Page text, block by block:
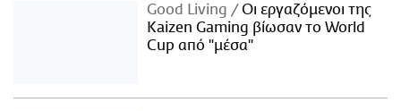
Good Living
Οι εργαζόμενοι της
Kaizen Gaming βίωσαν το World
Cup από "μέσα"